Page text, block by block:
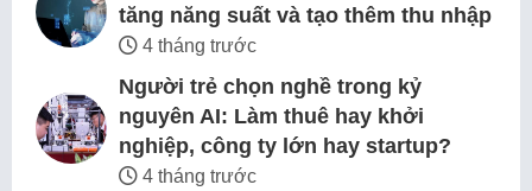
tăng năng suất và tạo thêm thu nhập
4 tháng trước
Người trẻ chọn nghề trong kỷ
nguyên AI: Làm thuê hay khởi
nghiệp, công ty lớn hay startup?
4 tháng trước